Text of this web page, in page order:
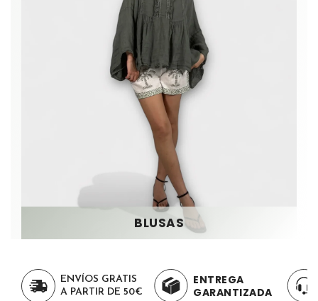
BLUSAS
ENTREGA
GARANTIZADA
SOPORTE 24/7